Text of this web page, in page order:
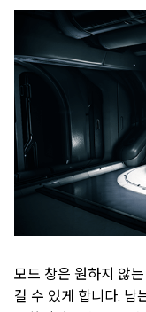
모드 창은 원하지 않
킬 수 있게 합니다. 남